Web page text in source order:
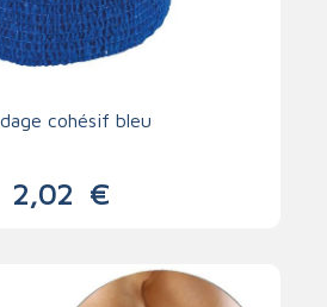
cohésif bleu
2,02 €